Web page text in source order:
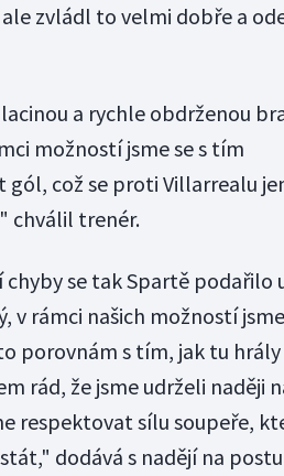
zvládl to velmi dobře a
a rychle obdrženou
možností jsme se s tím
gól, což se proti Villarrealu
chválil trenér.
se tak Spartě podařilo
v rámci našich možností jsme
porovnám s tím, jak tu hrály
rád, že jsme udrželi naději
respektovat sílu soupeře,
dodává s nadějí na